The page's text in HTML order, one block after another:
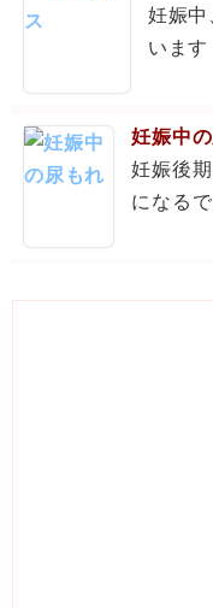
妊娠
います
妊娠中
妊娠後
になる